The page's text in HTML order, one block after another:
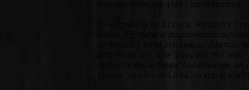
La secretaria de Cultura, Alejandra
“En materia de promoción
en México y en el extranjero”
. Además
protección del arte popular:
“No
industria de la moda. Construimos un
, resalta en un tuit la secretaria